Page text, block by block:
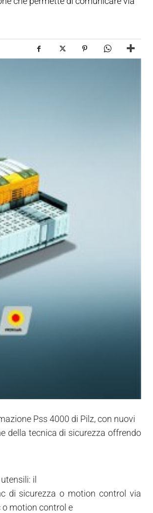
Pss 4000 di Pilz, con nuovi
della tecnica di sicurezza offrendo
il
di sicurezza o motion control via
o motion control e